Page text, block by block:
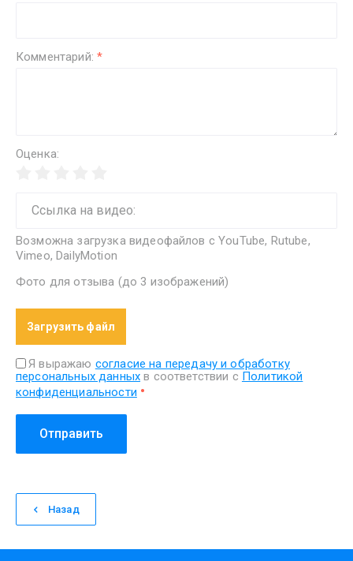
Комментарий:*
Оценка:
Возможна загрузка видеофайлов с YouTube, Rutube,
Vimeo, DailyMotion
Фото для отзыва (до 3 изображений)
Загрузить файл
Я выражаю согласие на передачу и обработку
персональных данных в соответствии с Политикой
конфиденциальности
Отправить
Назад